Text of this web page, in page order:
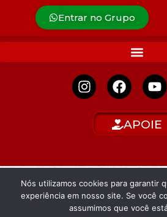
Entrar no Grupo
APOIE
Nós utilizamos cookies para garantir
experiência em nosso site. Se você
assumimos que você